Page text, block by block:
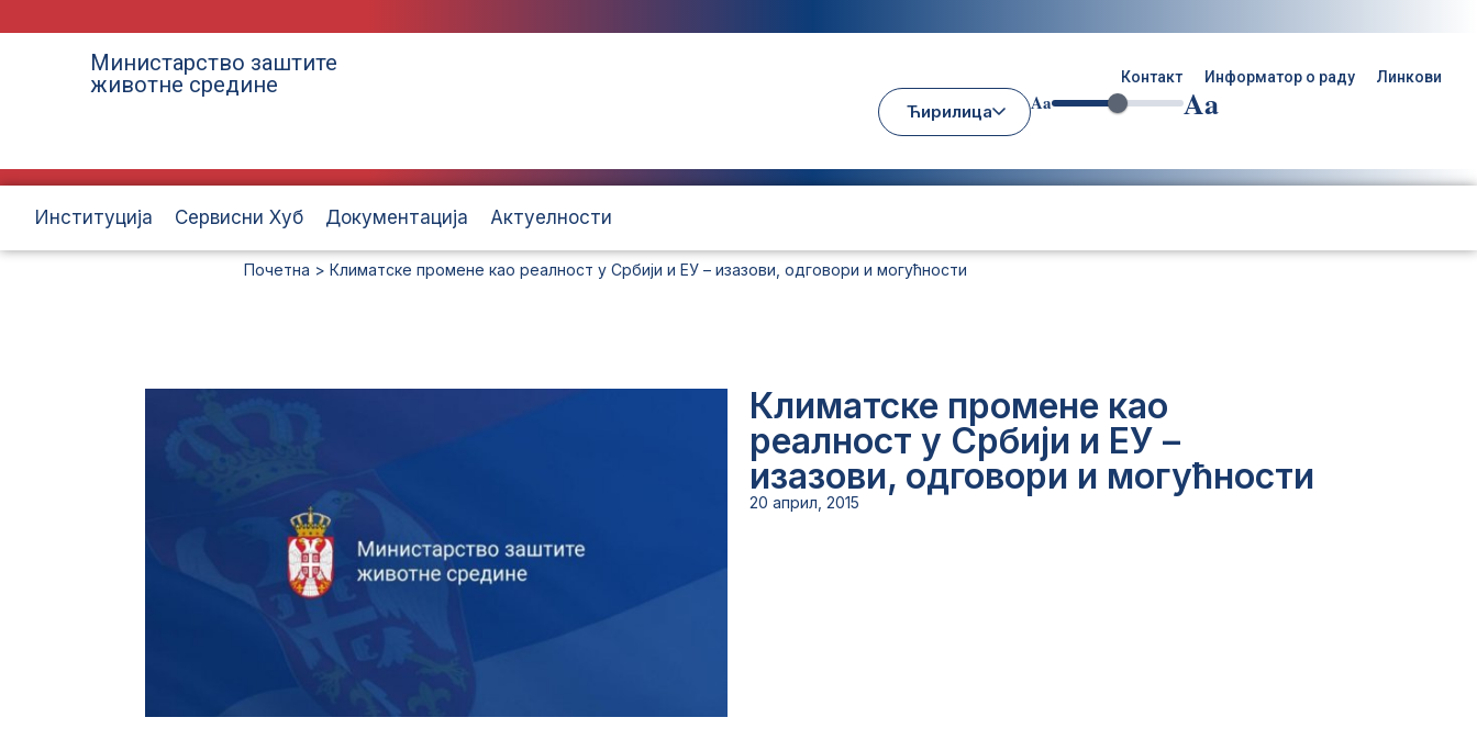
Министарство заштите
животне средине
Контакт Информатор о раду Линкови
Ћирилица Aa Aa
Институција Сервисни Хуб Документација Актуелности
Почетна > Климатске промене као реалност у Србији и ЕУ – изазови, одговори и могућности
Климатске промене као
реалност у Србији и ЕУ –
изазови, одговори и могућности
20 април, 2015